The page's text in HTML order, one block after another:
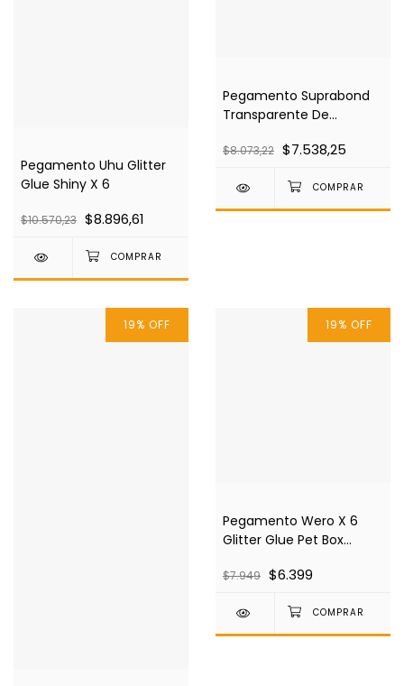
Pegamento Uhu Glitter
Glue Shiny X 6
$10.570,23 $8.896,61
Pegamento Suprabond
Transparente De
Instantaneo De Regalo
$8.073,22 $7.538,25
19% OFF 19% OFF
Pegamento Wero X 6
Glitter Glue Pet Box
$7.949 $6.399